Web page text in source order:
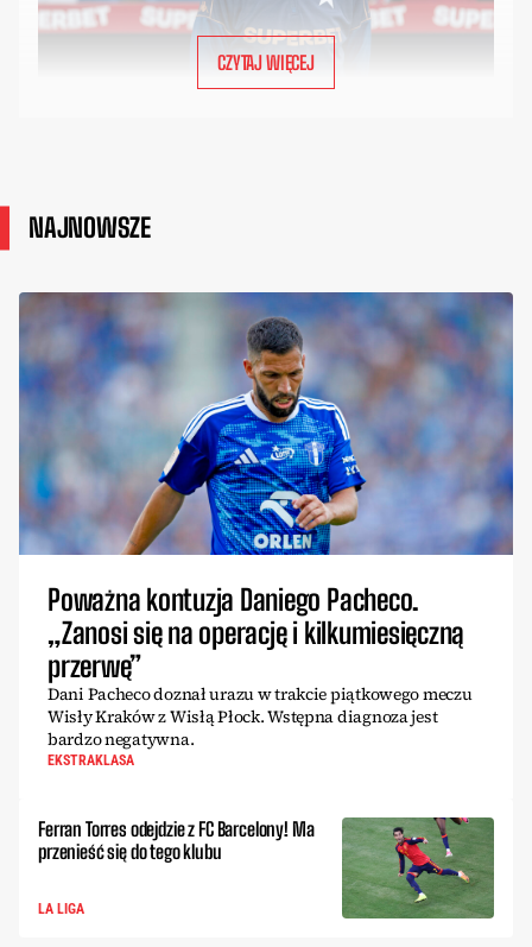
CZYTAJ WIĘCEJ
NAJNOWSZE
Poważna kontuzja Daniego Pacheco.
„Zanosi się na operację i kilkumiesięczną
przerwę”
Dani Pacheco doznał urazu w trakcie piątkowego meczu
Wisły Kraków z Wisłą Płock. Wstępna diagnoza jest
bardzo negatywna.
EKSTRAKLASA
Ferran Torres odejdzie z FC Barcelony! Ma
przenieść się do tego klubu
LA LIGA